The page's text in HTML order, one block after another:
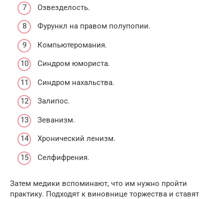
Озвезделость.
Фурункл на правом полупопии.
Компьютеромания.
Синдром юмориста.
Синдром нахальства.
Залипос.
Зеванизм.
Хронический ленизм.
Селфифрения.
Затем медики вспоминают, что им нужно пройти
практику. Подходят к виновнице торжества и ставят